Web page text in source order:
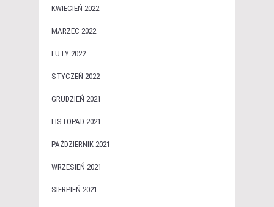
KWIECIEŃ 2022
MARZEC 2022
LUTY 2022
STYCZEŃ 2022
GRUDZIEŃ 2021
LISTOPAD 2021
PAŹDZIERNIK 2021
WRZESIEŃ 2021
SIERPIEŃ 2021